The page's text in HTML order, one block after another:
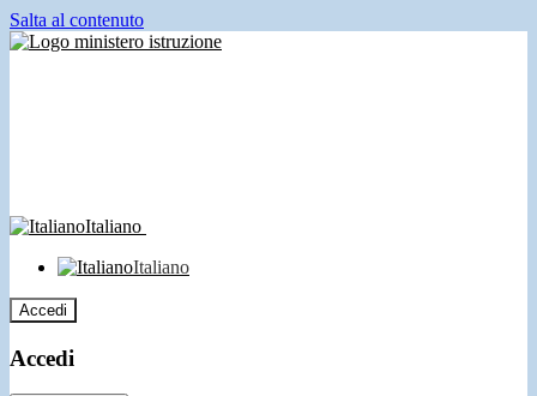
Salta al contenuto
Italiano
Italiano
Accedi
Accedi